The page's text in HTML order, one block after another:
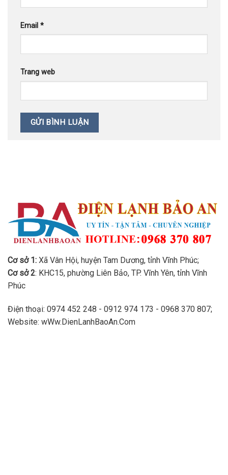
Email *
Trang web
Cơ sở 1: Xã Vân Hội, huyện Tam Dương, tỉnh Vĩnh Phúc;
Cơ sở 2: KHC15, phường Liên Bảo, TP. Vĩnh Yên, tỉnh Vĩnh
Phúc
Điện thoại: 0974 452 248 - 0912 974 173 - 0968 370 807;
Website: wWw.DienLanhBaoAn.Com